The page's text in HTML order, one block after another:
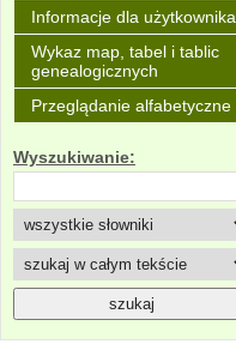
Informacje dla użytkownika
Wykaz map, tabel i tablic
genealogicznych
Przeglądanie alfabetyczne
Wyszukiwanie: